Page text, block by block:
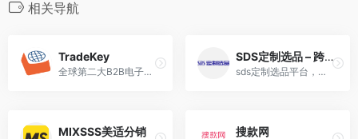
相关导航
TradeKey
全球第二大B2B电子商务平台，也是近年来最受外贸行业关注的外贸B2B网站。
SDS定制选品 – 跨境电商DIY产品铺货平台
sds定制选品平台，开放式diy定制选品平台，提供一站式跨境电商定制选品铺货服务，满足亚马逊等跨境电商平台卖家在产品开发铺货上的各类需求。
MIXSSS美适分销 搜款网